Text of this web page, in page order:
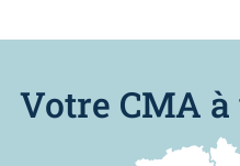
Votre CMA